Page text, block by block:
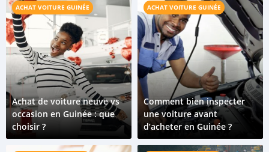
ACHAT VOITURE GUINÉE
Achat de voiture neuve vs
occasion en Guinée : que
choisir ?
ACHAT VOITURE GUINÉE
Comment bien inspecter
une voiture avant
d’acheter en Guinée ?